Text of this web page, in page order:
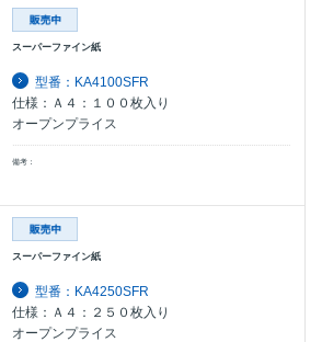
スーパーファイン紙
型番：KA4100SFR
仕様：Ａ４：１００枚入り
オープンプライス
備考：
スーパーファイン紙
型番：KA4250SFR
仕様：Ａ４：２５０枚入り
オープンプライス